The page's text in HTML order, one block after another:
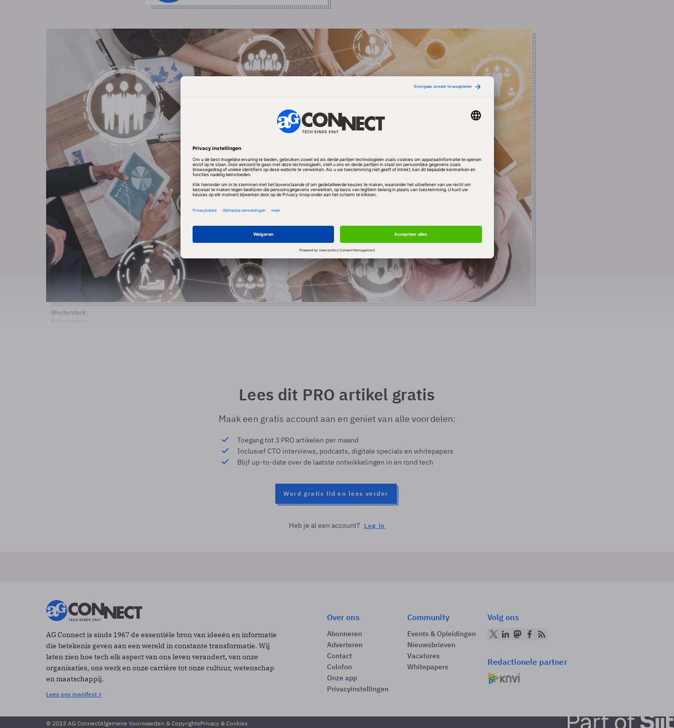
Shutterstock
Lees dit PRO artikel gratis
Maak een gratis account aan en geniet van alle voordelen:
Toegang tot 3 PRO artikelen per maand
Inclusief CTO interviews, podcasts, digitale specials en whitepapers
Blijf up-to-date over de laatste ontwikkelingen in en rond tech
Word gratis lid en lees verder
Heb je al een account? Log in
AG Connect is sinds 1967 de essentiële bron van ideeën en informatie
die betekenis geven aan een wereld in constante transformatie. Wij
laten zien hoe tech elk aspect van ons leven verandert, van onze
organisaties, ons werk en onze carrière tot onze cultuur, wetenschap
en maatschappij.
Lees ons manifest >
Over ons
Abonneren
Adverteren
Contact
Colofon
Onze app
Privacyinstellingen
Community
Events & Opleidingen
Nieuwsbrieven
Vacatures
Whitepapers
Volg ons
Redactionele partner
© 2023 AG ConnectAlgemene Voorwaarden & CopyrightsPrivacy & Cookies